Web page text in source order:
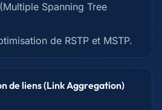
Spanning Tree
de RSTP et MSTP.
de liens (Link Aggregation)